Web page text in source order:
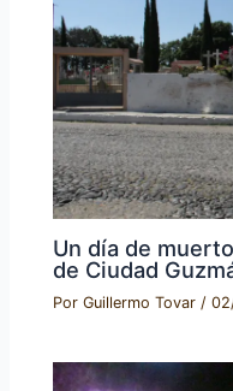
Un día de
de Ciudad
PorGuillermo Tovar /